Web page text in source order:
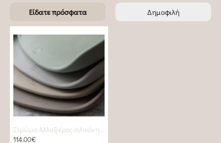
Είδατε πρόσφατα Δημοφιλή
Στρώμα Αλλαξιέρας σιλικόνης sebra dusty mint
114,00€